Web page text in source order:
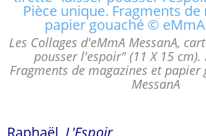
Les Collages d'eMmA MessanA,
pousser l'espoir" (11 X 15 cm).
Fragments de magazines et
MessanA
Raphaël, L'Espoir